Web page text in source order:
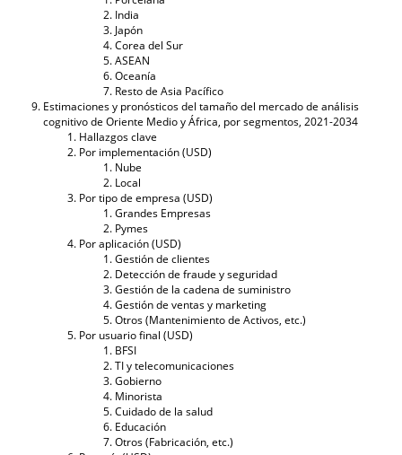
India
Japón
Corea del Sur
ASEAN
Oceanía
Resto de Asia Pacífico
Estimaciones y pronósticos del tamaño del mercado de análisis
cognitivo de Oriente Medio y África, por segmentos, 2021-2034
Hallazgos clave
Por implementación (USD)
Nube
Local
Por tipo de empresa (USD)
Grandes Empresas
Pymes
Por aplicación (USD)
Gestión de clientes
Detección de fraude y seguridad
Gestión de la cadena de suministro
Gestión de ventas y marketing
Otros (Mantenimiento de Activos, etc.)
Por usuario final (USD)
BFSI
TI y telecomunicaciones
Gobierno
Minorista
Cuidado de la salud
Educación
Otros (Fabricación, etc.)